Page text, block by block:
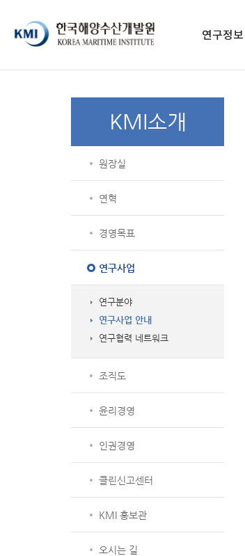
페이스북 페이지
페이스북 프로필
네이버블로그 인스타그램
전자도서관
연구정보
학술지
KMI소개
원장실
연혁
경영목표
연구사업
연구분야
연구사업 안내
연구협력 네트워크
조직도
윤리경영
인권경영
클린신고센터
KMI 홍보관
오시는 길